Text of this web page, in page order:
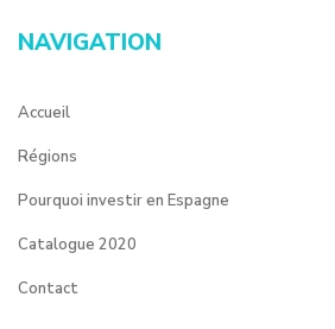
NAVIGATION
Accueil
Régions
Pourquoi investir en Espagne
Catalogue 2020
Contact